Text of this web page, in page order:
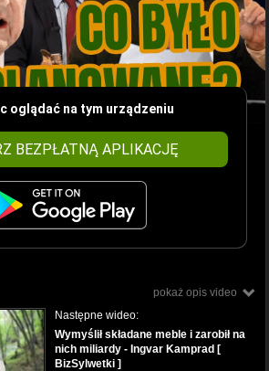
oglądać na tym urządzeniu
BEZPŁATNĄ APLIKACJĘ
pokaż opis video
Następne wideo:
Wymyślił składane meble i zarobił na
nich miliardy - Ingvar Kamprad [
BizSylwetki ]